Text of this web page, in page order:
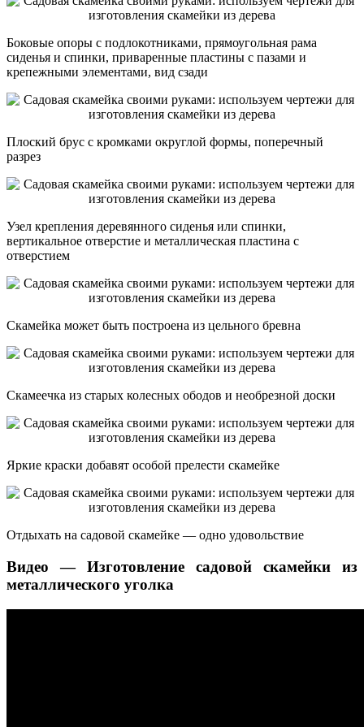
Боковые опоры с подлокотниками, прямоугольная рама
сиденья и спинки, приваренные пластины с пазами и
крепежными элементами, вид сзади
Плоский брус с кромками округлой формы, поперечный
разрез
Узел крепления деревянного сиденья или спинки,
вертикальное отверстие и металлическая пластина с
отверстием
Скамейка может быть построена из цельного бревна
Скамеечка из старых колесных ободов и необрезной доски
Яркие краски добавят особой прелести скамейке
Отдыхать на садовой скамейке — одно удовольствие
Видео — Изготовление садовой скамейки из
металлического уголка